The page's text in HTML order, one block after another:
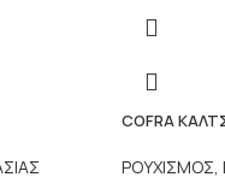
COFRA
ΡΟΥΧΙΣΜΟΣ,